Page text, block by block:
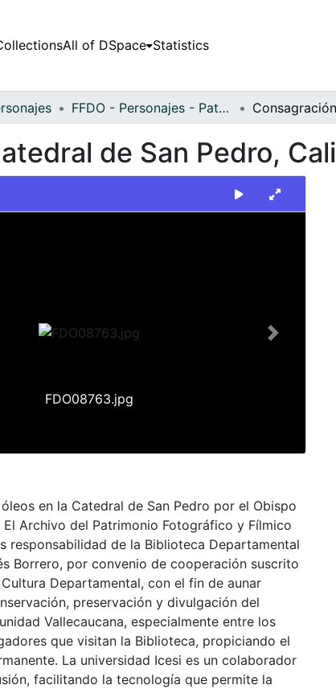
All of DSpace Statistics
FFDO - Personajes - Patrimonial
de San Pedro, Cali
FDO08763.jpg
Next
en la Catedral de San Pedro por el Obispo
Archivo del Patrimonio Fotográfico y Fílmico
responsabilidad de la Biblioteca Departamental
Borrero, por convenio de cooperación suscrito
Departamental, con el fin de aunar
preservación y divulgación del
Vallecaucana, especialmente entre los
que visitan la Biblioteca, propiciando el
La universidad Icesi es un colaborador
facilitando la tecnología que permite la